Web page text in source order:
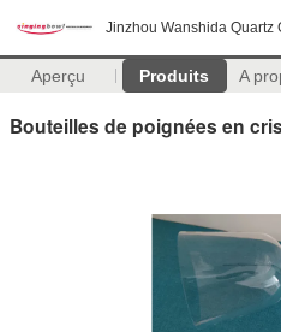
Jinzhou Wanshida Quartz
Aperçu Produits A
Bouteilles de poignées en